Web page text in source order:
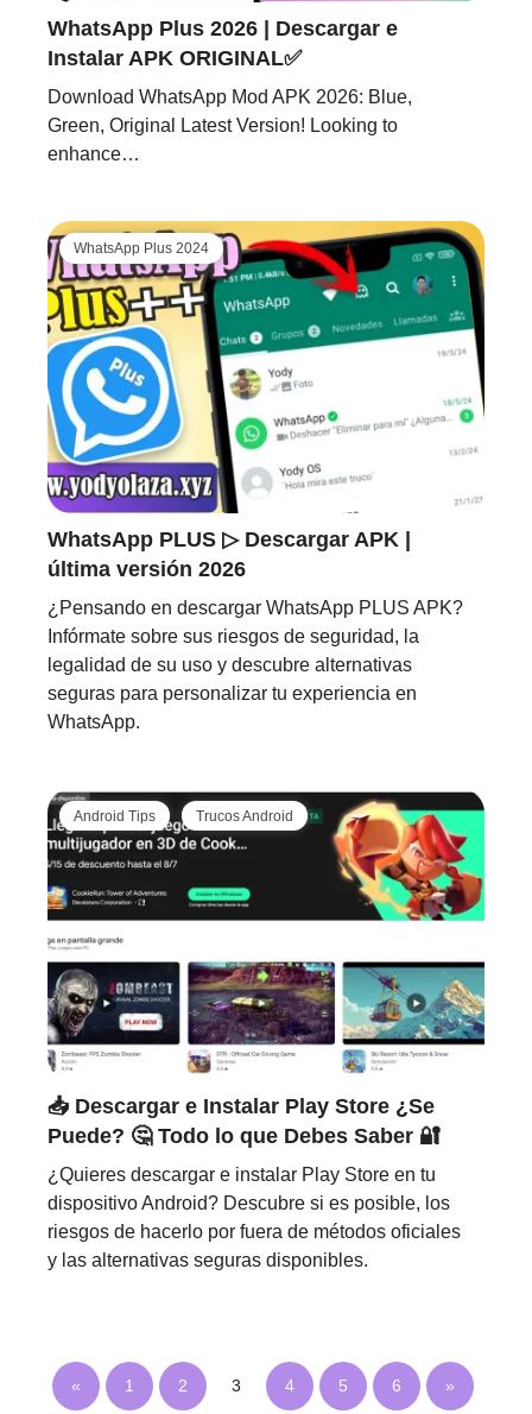
WhatsApp Plus 2026 | Descargar e
Instalar APK ORIGINAL✅
Download WhatsApp Mod APK 2026: Blue,
Green, Original Latest Version! Looking to
enhance…
WhatsApp Plus 2024
WhatsApp PLUS ▷ Descargar APK |
última versión 2026
¿Pensando en descargar WhatsApp PLUS APK?
Infórmate sobre sus riesgos de seguridad, la
legalidad de su uso y descubre alternativas
seguras para personalizar tu experiencia en
WhatsApp.
Android Tips Trucos Android
📥 Descargar e Instalar Play Store ¿Se
Puede? 🤔 Todo lo que Debes Saber 🔐
¿Quieres descargar e instalar Play Store en tu
dispositivo Android? Descubre si es posible, los
riesgos de hacerlo por fuera de métodos oficiales
y las alternativas seguras disponibles.
« 1 2 3 4 5 6 »